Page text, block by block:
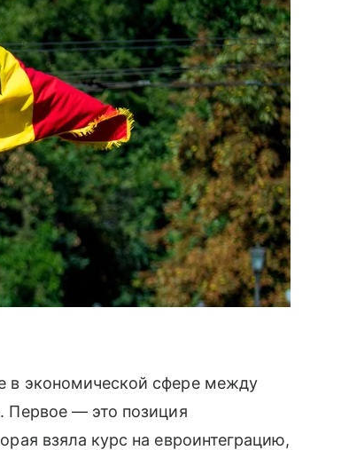
в экономической сфере между
Первое — это позиция
взяла курс на евроинтеграцию,